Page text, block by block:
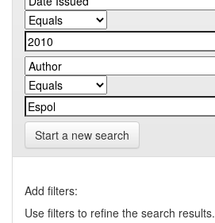
Start a new search
Add filters:
Use filters to refine the search results.